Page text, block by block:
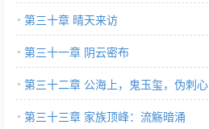
第三十章 晴天来访
第三十一章 阴云密布
第三十二章 公海上，鬼玉玺，伪刺心
第三十三章 家族顶峰：流觞暗涌